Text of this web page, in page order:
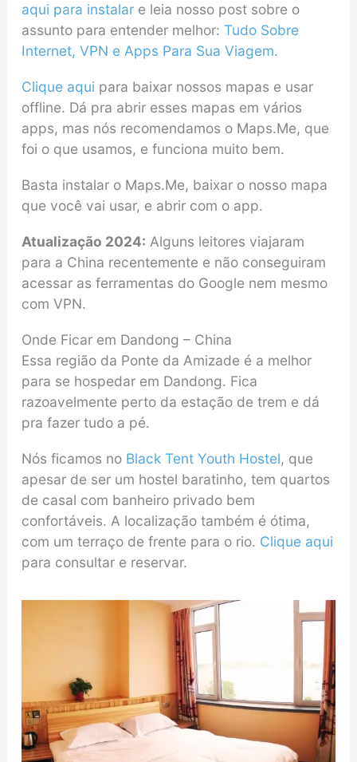
aqui para instalare leia nosso post sobre o
assunto para entender melhor: Tudo Sobre
Internet, VPN e Apps Para Sua Viagem.
Clique aqui para baixar nossos mapas e usar
offline. Dá pra abrir esses mapas em vários
apps, mas nós recomendamos o Maps.Me, que
foi o que usamos, e funciona muito bem.
Basta instalar o Maps.Me, baixar o nosso mapa
que você vai usar, e abrir com o app.
Atualização 2024: Alguns leitores viajaram
para a China recentemente e não conseguiram
acessar as ferramentas do Google nem mesmo
com VPN.
Onde Ficar em Dandong – China
Essa região da Ponte da Amizade é a melhor
para se hospedar em Dandong. Fica
razoavelmente perto da estação de trem e dá
pra fazer tudo a pé.
Nós ficamos no Black Tent Youth Hostel, que
apesar de ser um hostel baratinho, tem quartos
de casal com banheiro privado bem
confortáveis. A localização também é ótima,
com um terraço de frente para o rio. Clique aqui
para consultar e reservar.